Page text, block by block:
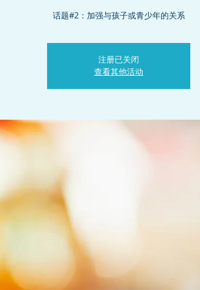
话题#2：加强与孩子或青少年的关系
注册已关闭
查看其他活动